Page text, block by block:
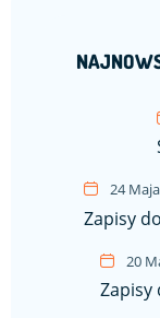
24
Zapisy
20
Zapisy